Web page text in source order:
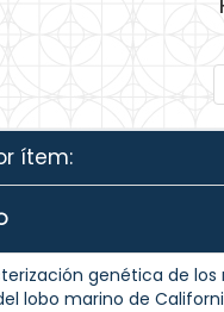
ítem:
genética de
lobo marino de